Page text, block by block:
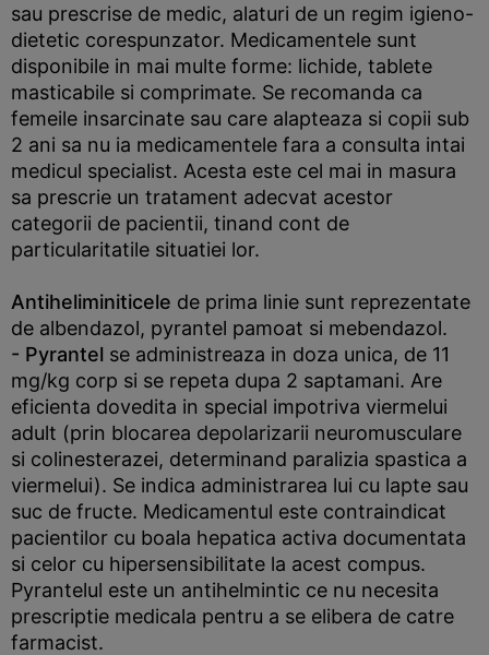
sau prescrise de medic, alaturi de un regim igieno-
dietetic corespunzator. Medicamentele sunt
disponibile in mai multe forme: lichide, tablete
masticabile si comprimate. Se recomanda ca
femeile insarcinate sau care alapteaza si copii sub
2 ani sa nu ia medicamentele fara a consulta intai
medicul specialist. Acesta este cel mai in masura
sa prescrie un tratament adecvat acestor
categorii de pacientii, tinand cont de
particularitatile situatiei lor.
Antiheliminiticele de prima linie sunt reprezentate
de albendazol, pyrantel pamoat si mebendazol.
- Pyrantel se administreaza in doza unica, de 11
mg/kg corp si se repeta dupa 2 saptamani. Are
eficienta dovedita in special impotriva viermelui
adult (prin blocarea depolarizarii neuromusculare
si colinesterazei, determinand paralizia spastica a
viermelui). Se indica administrarea lui cu lapte sau
suc de fructe. Medicamentul este contraindicat
pacientilor cu boala hepatica activa documentata
si celor cu hipersensibilitate la acest compus.
Pyrantelul este un antihelmintic ce nu necesita
prescriptie medicala pentru a se elibera de catre
farmacist.